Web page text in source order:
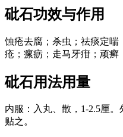
砒石功效与作用
蚀疮去腐；杀虫；祛痰定
疮；瘰疬；走马牙疳；顽癣
砒石用法用量
内服：入丸、散，1-2.5厘
贴之。